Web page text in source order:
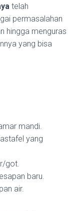
telah
permasalahan
hingga menguras
yang bisa
mandi.
yang
got.
baru.
air.